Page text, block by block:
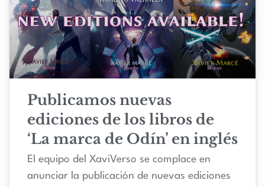
Publicamos nuevas
ediciones de los libros de
‘La marca de Odín’ en inglés
El equipo del XaviVerso se complace en
anunciar la publicación de nuevas ediciones